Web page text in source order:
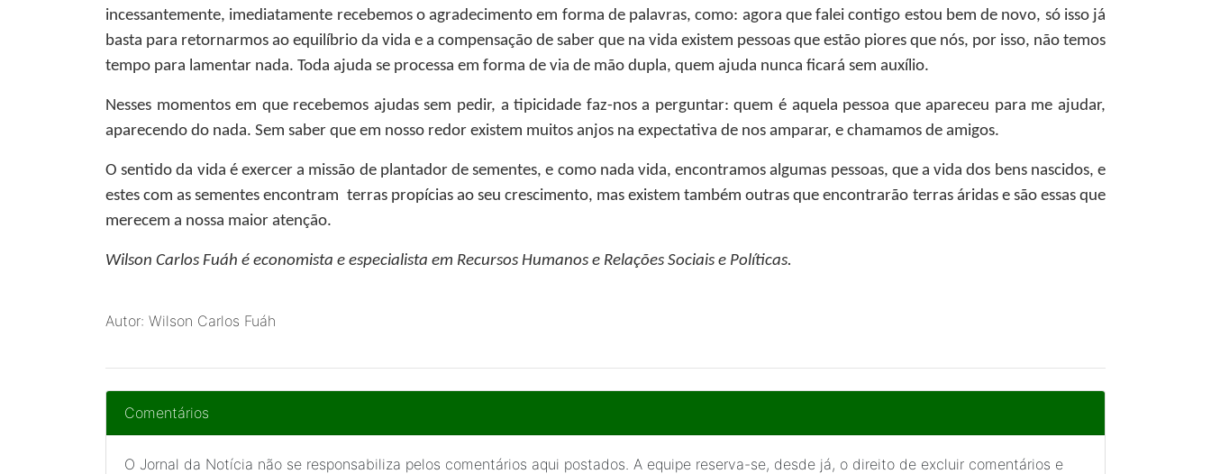
incessantemente, imediatamente recebemos o agradecimento em forma de palavras, como: agora que falei contigo estou bem de novo, só isso já
basta para retornarmos ao equilíbrio da vida e a compensação de saber que na vida existem pessoas que estão piores que nós, por isso, não temos
tempo para lamentar nada. Toda ajuda se processa em forma de via de mão dupla, quem ajuda nunca ficará sem auxílio.
Nesses momentos em que recebemos ajudas sem pedir, a tipicidade faz-nos a perguntar: quem é aquela pessoa que apareceu para me ajudar,
aparecendo do nada. Sem saber que em nosso redor existem muitos anjos na expectativa de nos amparar, e chamamos de amigos.
O sentido da vida é exercer a missão de plantador de sementes, e como nada vida, encontramos algumas pessoas, que a vida dos bens nascidos, e
estes com as sementes encontram terras propícias ao seu crescimento, mas existem também outras que encontrarão terras áridas e são essas que
merecem a nossa maior atenção.
Wilson Carlos Fuáh é economista e especialista em Recursos Humanos e Relações Sociais e Políticas.
Autor: Wilson Carlos Fuáh
Comentários
O Jornal da Notícia não se responsabiliza pelos comentários aqui postados. A equipe reserva-se, desde já, o direito de excluir comentários e